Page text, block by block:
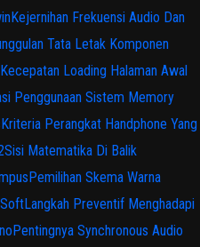
Kejernihan Frekuensi Audio Dan
Tata Letak Komponen
Kecepatan Loading Halaman Awal
Penggunaan Sistem Memory
Kriteria Perangkat Handphone Yang
Sisi Matematika Di Balik
Pemilihan Skema Warna
Langkah Preventif Menghadapi
Pentingnya Synchronous Audio